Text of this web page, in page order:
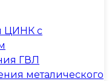
ЦИНК с
ГВЛ
металического